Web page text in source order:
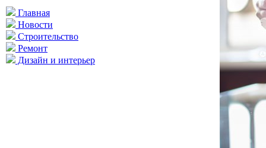
Главная
Новости
Строительство
Ремонт
Дизайн и интерьер